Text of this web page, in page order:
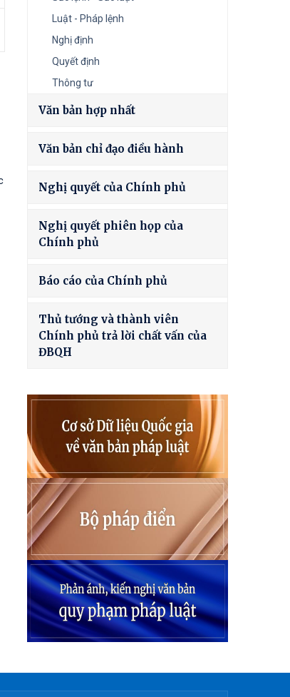
Luật - Pháp lệnh
Nghị định
Quyết định
Thông tư
Văn bản hợp nhất
Văn bản chỉ đạo điều hành
Nghị quyết của Chính phủ
Nghị quyết phiên họp của
Chính phủ
Báo cáo của Chính phủ
Thủ tướng và thành viên
Chính phủ trả lời chất vấn của
ĐBQH